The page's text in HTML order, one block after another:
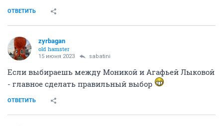
ОТВЕТИТЬ
zyrbagan
old hamster
15 июня 2023 sabatini
Если выбираешь между Моникой и Агафьей Лыковой
- главное сделать правильный выбор
ОТВЕТИТЬ